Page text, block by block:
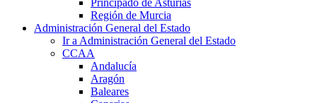
Región de Murcia
Administración General del Estado
Ir a Administración General del Estado
CCAA
Andalucía
Aragón
Baleares